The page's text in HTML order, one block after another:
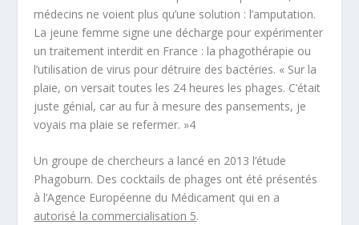
médecins ne voient plus qu’une solution : l’amputation.
La jeune femme signe une décharge pour expérimenter
un traitement interdit en France : la phagothérapie ou
l’utilisation de virus pour détruire des bactéries. « Sur la
plaie, on versait toutes les 24 heures les phages. C’était
juste génial, car au fur à mesure des pansements, je
voyais ma plaie se refermer. »4
Un groupe de chercheurs a lancé en 2013 l’étude
Phagoburn. Des cocktails de phages ont été présentés
à l’Agence Européenne du Médicament qui en a
autorisé la commercialisation 5.